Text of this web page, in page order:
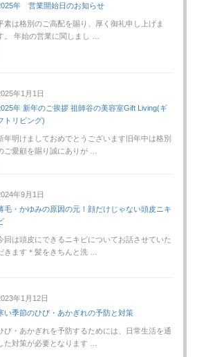
年 営業開始日のお知らせ
素は格別のご高配を賜り、厚く御礼申し上げま
。 年始の営業に関しまし …
年1月1日
年 新年のご挨拶 祖師谷の美容室Gift Living(ギ
トリビング)
年明けましておめでとうございます旧年中は格別
ご愛顧を賜り誠にありが …
年9月1日
毛・かゆみの原因の元！顔だけじゃない頭皮ニキ
回は頭皮にできるニキビについてお話させていた
きます＊髪をきちんと洗 …
年1月12日
い季節のひび・あかぎれの予防と対策
び・あかぎれを予防するためには、日常生活を通
た対策が必要となります …